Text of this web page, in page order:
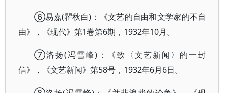
⑥易嘉(瞿秋白)：《文艺的自由和文学家的不自
由》，《现代》第1卷第6期，1932年10月。
⑦洛扬(冯雪峰)：《致〈文艺新闻〉的一封
信》，《文艺新闻》第58号，1932年6月6日。